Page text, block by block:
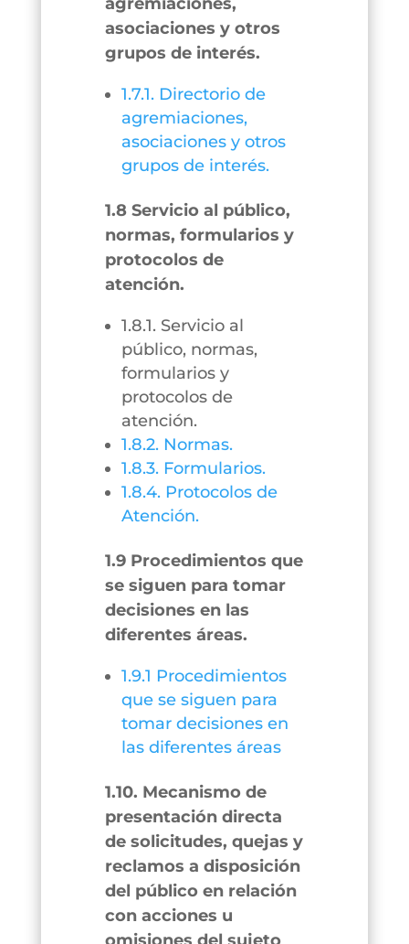
asociaciones y otros
grupos de interés.
1.7.1. Directorio de
agremiaciones,
asociaciones y otros
grupos de interés.
1.8 Servicio al público,
normas, formularios y
protocolos de
atención.
1.8.1. Servicio al
público, normas,
formularios y
protocolos de
atención.
1.8.2. Normas.
1.8.3. Formularios.
1.8.4. Protocolos de
Atención.
1.9 Procedimientos que
se siguen para tomar
decisiones en las
diferentes áreas.
1.9.1 Procedimientos
que se siguen para
tomar decisiones en
las diferentes áreas
1.10. Mecanismo de
presentación directa
de solicitudes, quejas y
reclamos a disposición
del público en relación
con acciones u